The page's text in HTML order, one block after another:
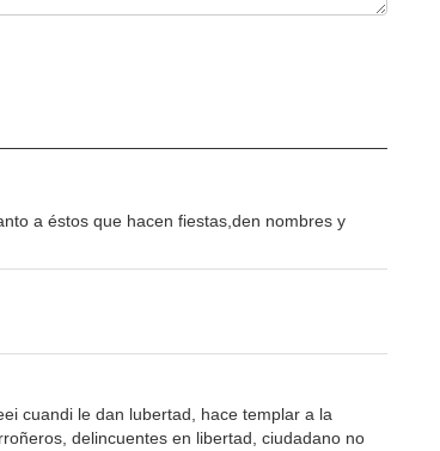
a éstos que hacen fiestas,den nombres y
cuandi le dan lubertad, hace templar a la
delincuentes en libertad, ciudadano no